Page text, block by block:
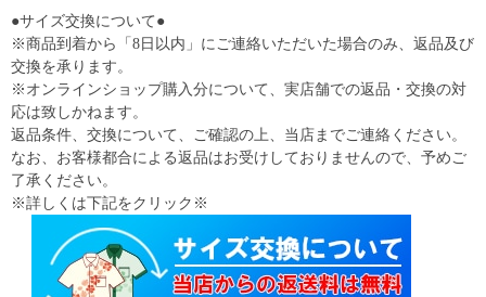
●サイズ交換について●
※商品到着から「8日以内」にご連絡いただいた場合のみ、返品及び
交換を承ります。
※オンラインショップ購入分について、実店舗での返品・交換の対
応は致しかねます。
返品条件、交換について、ご確認の上、当店までご連絡ください。
なお、お客様都合による返品はお受けしておりませんので、予めご
了承ください。
※詳しくは下記をクリック※